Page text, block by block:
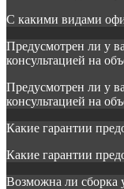
С какими видами
Предусмотрен ли у
консультацией на
Предусмотрен ли у
консультацией на
Какие гарантии
Какие гарантии
Возможна ли сборка